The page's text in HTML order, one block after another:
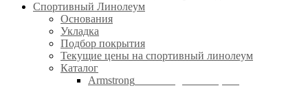
Спортивный Линолеум
Основания
Укладка
Подбор покрытия
Текущие цены на спортивный линолеум
Каталог
Armstrong